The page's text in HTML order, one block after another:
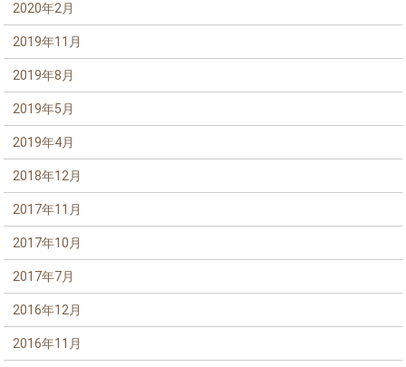
2020年2月
2019年11月
2019年8月
2019年5月
2019年4月
2018年12月
2017年11月
2017年10月
2017年7月
2016年12月
2016年11月